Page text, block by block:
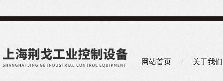
网站首页 关于我们